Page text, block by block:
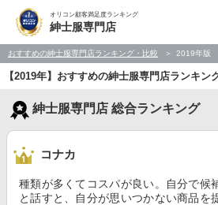
オリコン顧客満足度ランキング
紳士服専門店
おすすめの紳士服専門店ランキング・比較 2019年版
【2019年】おすすめの紳士服専門店ランキン
紳士服専門店 総合ランキング
コナカ
種類が多くてコスパが良い。自分で候
と話すと、自分が思いつかない商品を